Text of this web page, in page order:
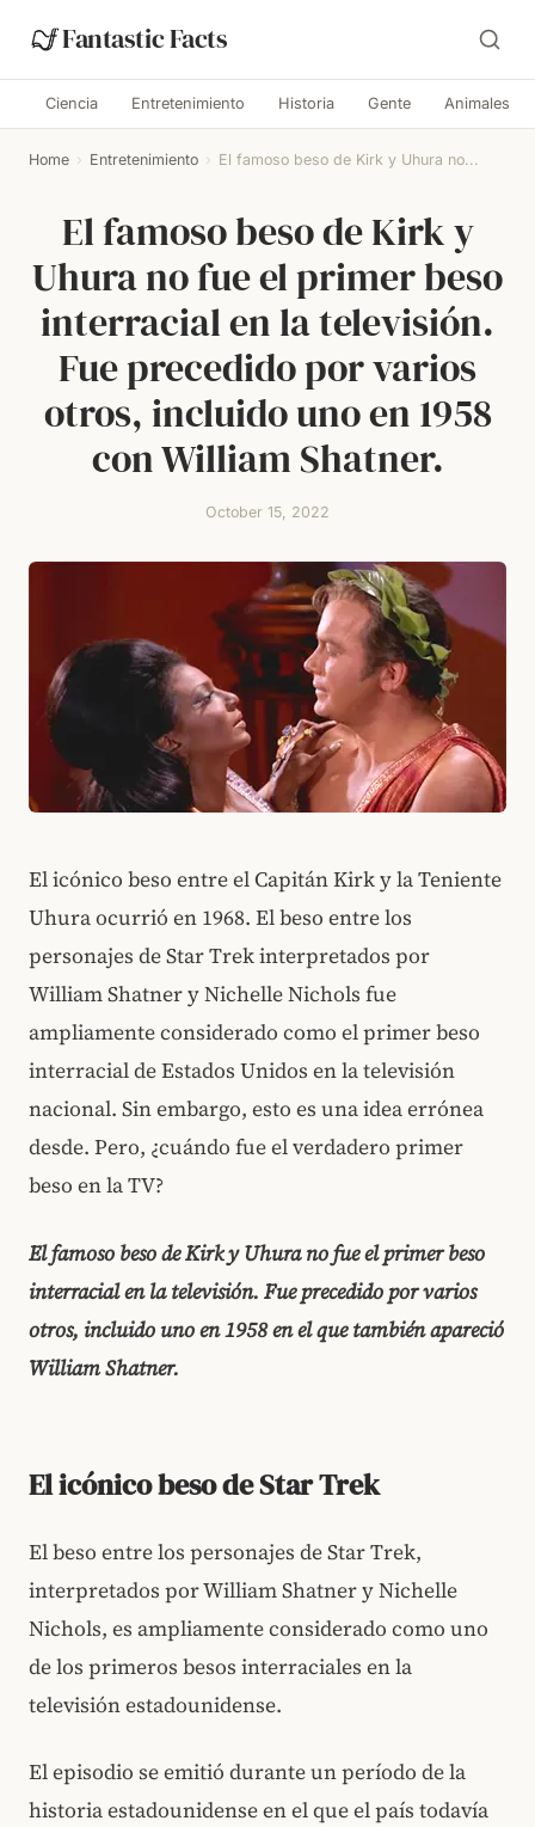
Fantastic Facts
Ciencia Entretenimiento Historia Gente Animales
Home › Entretenimiento › El famoso beso de Kirk y Uhura no...
El famoso beso de Kirk y
Uhura no fue el primer beso
interracial en la televisión.
Fue precedido por varios
otros, incluido uno en 1958
con William Shatner.
October 15, 2022
El icónico beso entre el Capitán Kirk y la Teniente
Uhura ocurrió en 1968. El beso entre los
personajes de Star Trek interpretados por
William Shatner y Nichelle Nichols fue
ampliamente considerado como el primer beso
interracial de Estados Unidos en la televisión
nacional. Sin embargo, esto es una idea errónea
desde. Pero, ¿cuándo fue el verdadero primer
beso en la TV?
El famoso beso de Kirk y Uhura no fue el primer beso
interracial en la televisión. Fue precedido por varios
otros, incluido uno en 1958 en el que también apareció
William Shatner.
El icónico beso de Star Trek
El beso entre los personajes de Star Trek,
interpretados por William Shatner y Nichelle
Nichols, es ampliamente considerado como uno
de los primeros besos interraciales en la
televisión estadounidense.
El episodio se emitió durante un período de la
historia estadounidense en el que el país todavía